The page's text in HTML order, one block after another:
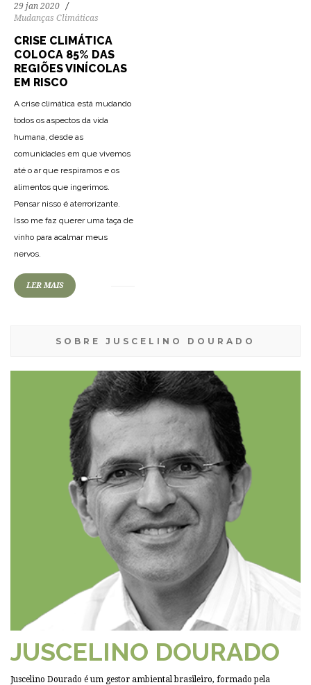
29 jan 2020
Mudanças Climáticas
CRISE CLIMÁTICA
COLOCA 85% DAS
REGIÕES VINÍCOLAS
EM RISCO
A crise climática está mudando
todos os aspectos da vida
humana, desde as
comunidades em que vivemos
até o ar que respiramos e os
alimentos que ingerimos.
Pensar nisso é aterrorizante.
Isso me faz querer uma taça de
vinho para acalmar meus
nervos.
LER MAIS
SOBRE JUSCELINO DOURADO
JUSCELINO DOURADO
Juscelino Dourado é um gestor ambiental brasileiro, formado pela